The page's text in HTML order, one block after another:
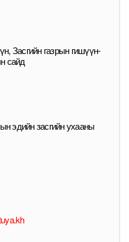
Засгийн газрын гишүүн-
сайд
эдийн засгийн ухааны